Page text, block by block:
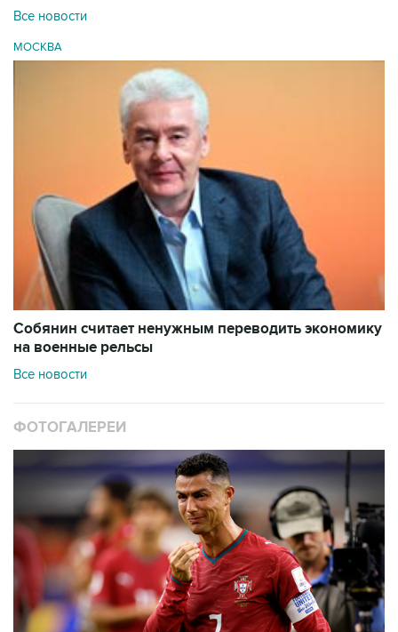
Все новости
МОСКВА
Собянин считает ненужным переводить экономику
на военные рельсы
Все новости
ФОТОГАЛЕРЕИ